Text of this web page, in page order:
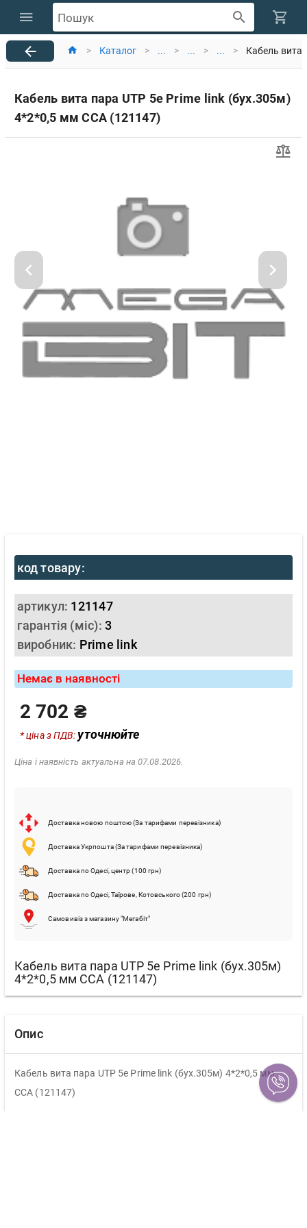
Пошук
> Каталог > ... > ... > ... > Кабель вита
Кабель вита пара UTP 5е Prime link (бух.305м)
4*2*0,5 мм CCA (121147)
код товару:
артикул: 121147
гарантія (міс): 3
виробник: Prime link
Немає в наявності
2 702 ₴
* ціна з ПДВ:уточнюйте
Ціна і наявність актуальна на 07.08.2026.
Доставка новою поштою (За тарифами перевізника)
Доставка Укрпошта (За тарифами перевізника)
Доставка по Одесі, центр (100 грн)
Доставка по Одесі, Таїрове, Котовського (200 грн)
Самовивіз з магазину "Мегабіт"
Кабель вита пара UTP 5е Prime link (бух.305м)
4*2*0,5 мм CCA (121147)
Опис
Кабель вита пара UTP 5е Prime link (бух.305м) 4*2*0,5 мм
CCA (121147)